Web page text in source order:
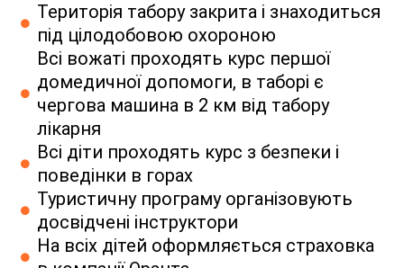
Територія табору закрита і знаходиться
під цілодобовою охороною
Всі вожаті проходять курс першої
домедичної допомоги, в таборі є
чергова машина в 2 км від табору
лікарня
Всі діти проходять курс з безпеки і
поведінки в горах
Туристичну програму організовують
досвідчені інструктори
На всіх дітей оформляється страховка